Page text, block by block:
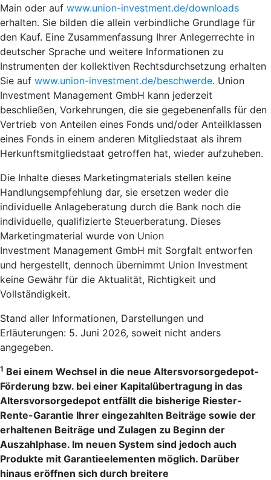
Main oder auf www.union-investment.de/downloads
erhalten. Sie bilden die allein verbindliche Grundlage für
den Kauf. Eine Zusammenfassung Ihrer Anlegerrechte in
deutscher Sprache und weitere Informationen zu
Instrumenten der kollektiven Rechtsdurchsetzung erhalten
Sie auf www.union-investment.de/beschwerde. Union
Investment Management GmbH kann jederzeit
beschließen, Vorkehrungen, die sie gegebenenfalls für den
Vertrieb von Anteilen eines Fonds und/oder Anteilklassen
eines Fonds in einem anderen Mitgliedstaat als ihrem
Herkunftsmitgliedstaat getroffen hat, wieder aufzuheben.
Die Inhalte dieses Marketingmaterials stellen keine
Handlungsempfehlung dar, sie ersetzen weder die
individuelle Anlageberatung durch die Bank noch die
individuelle, qualifizierte Steuerberatung. Dieses
Marketingmaterial wurde von Union
Investment Management GmbH mit Sorgfalt entworfen
und hergestellt, dennoch übernimmt Union Investment
keine Gewähr für die Aktualität, Richtigkeit und
Vollständigkeit.
Stand aller Informationen, Darstellungen und
Erläuterungen: 5. Juni 2026, soweit nicht anders
angegeben.
1 Bei einem Wechsel in die neue Altersvorsorgedepot-
Förderung bzw. bei einer Kapitalübertragung in das
Altersvorsorgedepot entfällt die bisherige Riester-
Rente-Garantie Ihrer eingezahlten Beiträge sowie der
erhaltenen Beiträge und Zulagen zu Beginn der
Auszahlphase. Im neuen System sind jedoch auch
Produkte mit Garantieelementen möglich. Darüber
hinaus eröffnen sich durch breitere